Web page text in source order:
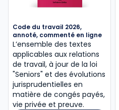
Code du travail 2026,
annoté, commenté en ligne
L’ensemble des textes
applicables aux relations
de travail, à jour de la loi
"Seniors" et des évolutions
jurisprudentielles en
matière de congés payés,
vie privée et preuve.